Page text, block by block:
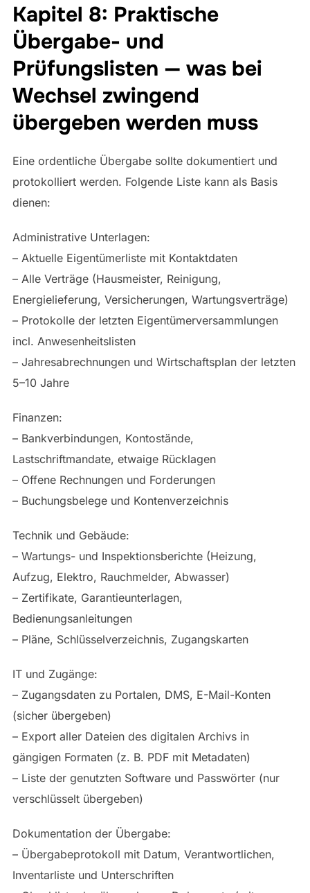
Kapitel 8: Praktische
Übergabe- und
Prüfungslisten — was bei
Wechsel zwingend
übergeben werden muss
Eine ordentliche Übergabe sollte dokumentiert und
protokolliert werden. Folgende Liste kann als Basis
dienen:
Administrative Unterlagen:
– Aktuelle Eigentümerliste mit Kontaktdaten
– Alle Verträge (Hausmeister, Reinigung,
Energielieferung, Versicherungen, Wartungsverträge)
– Protokolle der letzten Eigentümerversammlungen
incl. Anwesenheitslisten
– Jahresabrechnungen und Wirtschaftsplan der letzten
5–10 Jahre
Finanzen:
– Bankverbindungen, Kontostände,
Lastschriftmandate, etwaige Rücklagen
– Offene Rechnungen und Forderungen
– Buchungsbelege und Kontenverzeichnis
Technik und Gebäude:
– Wartungs- und Inspektionsberichte (Heizung,
Aufzug, Elektro, Rauchmelder, Abwasser)
– Zertifikate, Garantieunterlagen,
Bedienungsanleitungen
– Pläne, Schlüsselverzeichnis, Zugangskarten
IT und Zugänge:
– Zugangsdaten zu Portalen, DMS, E-Mail-Konten
(sicher übergeben)
– Export aller Dateien des digitalen Archivs in
gängigen Formaten (z. B. PDF mit Metadaten)
– Liste der genutzten Software und Passwörter (nur
verschlüsselt übergeben)
Dokumentation der Übergabe:
– Übergabeprotokoll mit Datum, Verantwortlichen,
Inventarliste und Unterschriften